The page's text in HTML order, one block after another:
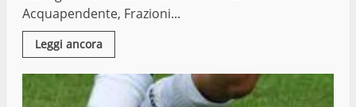
Acquapendente, Frazioni...
Leggi ancora